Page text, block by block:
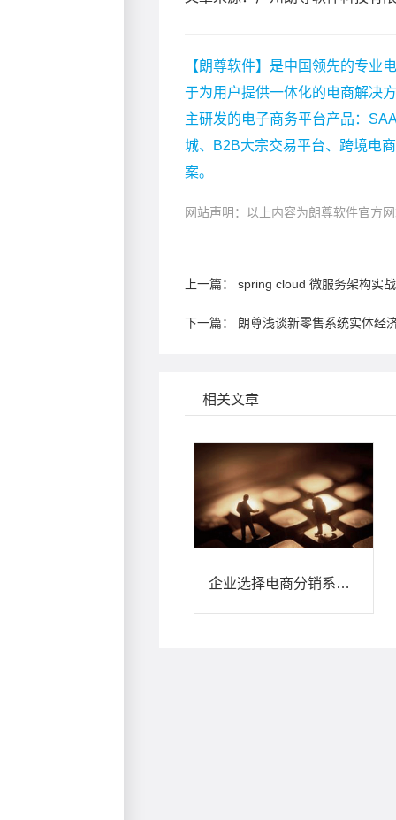
【朗尊软件】是中国领先的专业
于为用户提供一体化的电商解决
主研发的电子商务平台产品：
城、B2B大宗交易平台、跨境电
案。
网站声明：以上内容为朗尊软件官方
上一篇： spring cloud 微服务架构实战
下一篇： 朗尊浅谈新零售系统实体经
相关文章
企业选择电商分销系统的注意事项